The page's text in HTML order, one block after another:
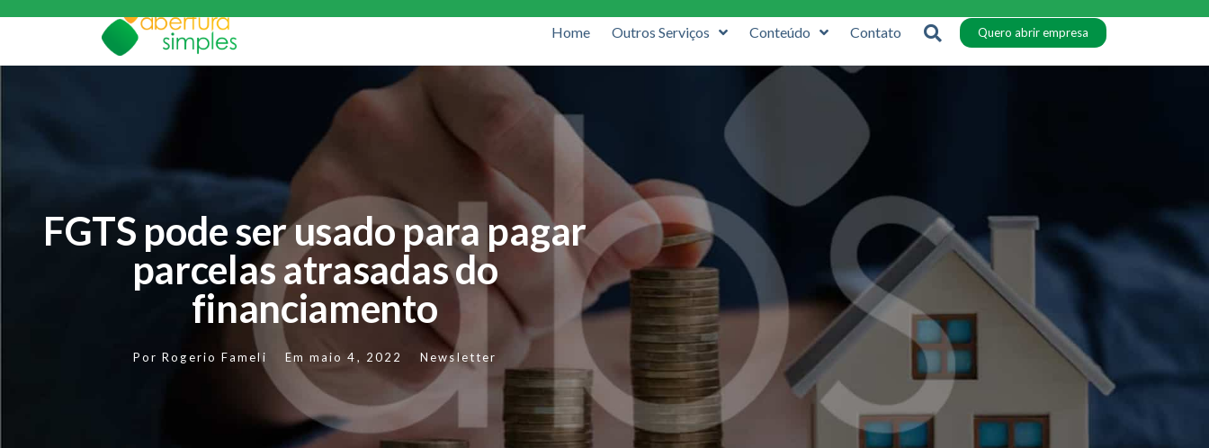
Home Outros Serviços Conteúdo Contato Quero abrir empresa
FGTS pode ser usado para pagar
parcelas atrasadas do
financiamento
Por Rogerio Fameli Em maio 4, 2022 Newsletter